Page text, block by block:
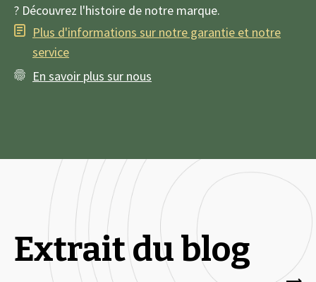
? Découvrez l'histoire de notre marque.
Plus d'informations sur notre garantie et notre
service
En savoir plus sur nous
Extrait du blog